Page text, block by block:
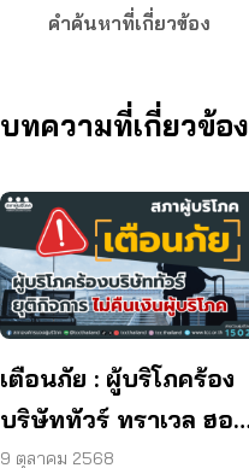
คำค้นหาที่เกี่ยวข้อง
บทความที่เกี่ยวข้อง
เตือนภัย : ผู้บริโภคร้อง
บริษัททัวร์ ทราเวล ฮอลิ
เดย์ ยุติกิจการ ไม่คืนเงิน
9 ตุลาคม 2568